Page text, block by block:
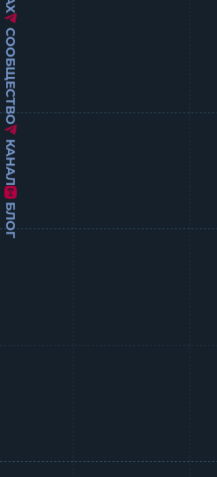
СООБЩЕСТВО
КАНАЛ
БЛОГ